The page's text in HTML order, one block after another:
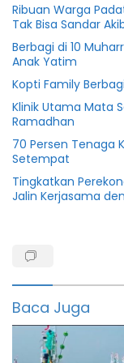
Ribuan Warga
Tak Bisa Sandar
Berbagi di 10
Anak Yatim
Kopti Family
Klinik Utama Mata
Ramadhan
70 Persen Tenaga
Setempat
Tingkatkan
Jalin Kerjasama
jalan
royong
Polisi
Baca Juga